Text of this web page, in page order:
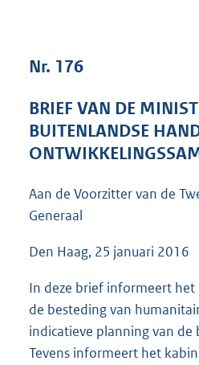
Nr. 176
BRIEF VAN DE
BUITENLANDSE
Aan de Voorzitter van de
Generaal
Den Haag, 25 januari 2016
In deze brief informeert
de besteding van
indicatieve planning van
Tevens informeert het